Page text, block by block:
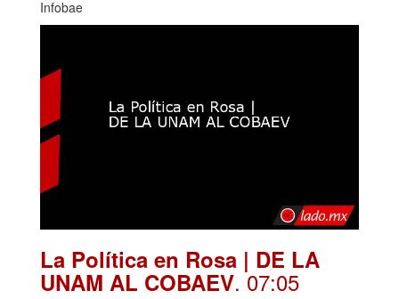
Infobae
La Política en Rosa | DE LA
UNAM AL COBAEV. 07:05